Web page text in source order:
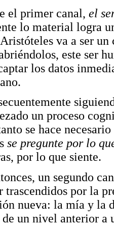
el primer canal, el
lo material logra
va a ser
este ser
los datos
un proceso
se hace
se pregunte por lo
por lo que siente.
un segundo
trascendidos por la
nueva: la mía y la
de un nivel anterior a